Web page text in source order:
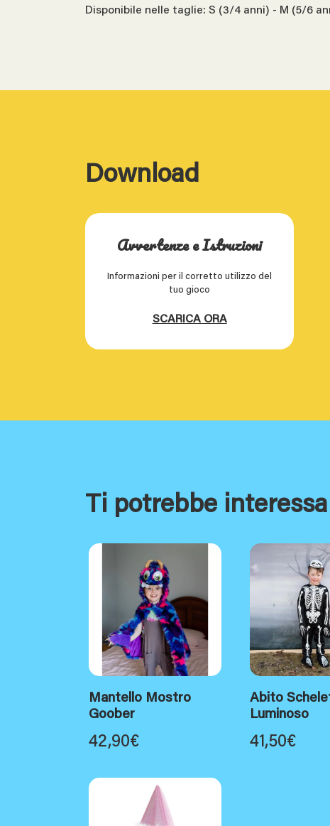
Disponibile nelle taglie: S (3/4 anni) - M (5/6
Download
Avvertenze e Istruzioni
Informazioni per il corretto utilizzo del
tuo gioco
SCARICA ORA
Ti potrebbe
Mantello Mostro
Goober
42,90€
Abito
Luminoso
41,50€